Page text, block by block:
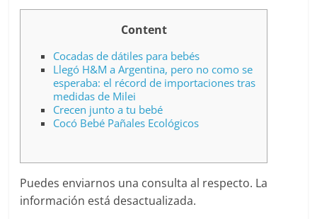
Content
Cocadas de dátiles para bebés
Llegó H&M a Argentina, pero no como se
esperaba: el récord de importaciones tras
medidas de Milei
Crecen junto a tu bebé
Cocó Bebé Pañales Ecológicos
Puedes enviarnos una consulta al respecto. La
información está desactualizada.